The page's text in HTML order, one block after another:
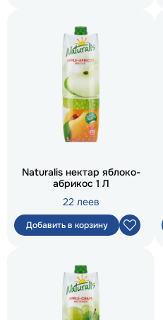
Naturalis нектар яблоко-
абрикос 1 Л
22 леев
Добавить в корзину